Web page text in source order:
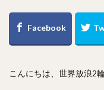
こんにちは、世界放浪2